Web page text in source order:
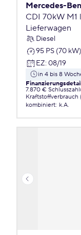
Mercedes-
CDI 70kW M1
Lieferwagen
Diesel
95 PS (70 kW)
EZ: 08/19
in 4 bis 8
7.870 €
Kraftstoffverbrauch
kombiniert: k.A.